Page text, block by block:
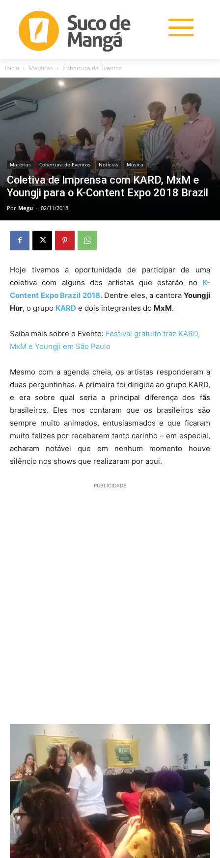
Início Matérias Cobertura de Eventos
Matérias Cobertura de Eventos Notícias Música
Coletiva de Imprensa com KARD, MxM e
Youngji para o K-Content Expo 2018 Brazil
Por Megu - 02/11/2018
Hoje tivemos a oportunidade de participar de uma
coletiva com alguns dos artistas que estarão no K-
Content Expo Brazil 2018. Dentre eles, a cantora Youngji
Hur, o grupo KARD e dois integrantes do MxM.
Saiba mais sobre o Evento: Festival gratuito traz KARD,
MxM e Youngji em São Paulo
Mesmo com a agenda cheia, os artistas responderam a
duas perguntinhas. A primeira foi dirigida ao grupo KARD,
e era sobre qual seria a principal diferença dos fãs
brasileiros. Eles nos contaram que os brasileiros são
sempre muito animados, entusiasmados e que ficaram
muito felizes por receberem tanto carinho – em especial,
acharam notável que em nenhum momento houve
silêncio nos shows que realizaram por aqui.
PUBLICIDADE